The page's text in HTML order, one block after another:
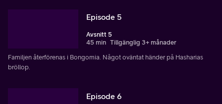
Episode 5
Avsnitt 5
45 min Tillgänglig 3+ månader
Familjen återförenas i Bongomia. Något oväntat händer på Hasharias
bröllop.
Episode 6